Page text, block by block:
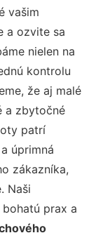
vašim
a ozvite sa
nielen na
kontrolu
že aj malé
a zbytočné
patrí
úprimná
zákazníka,
Naši
prax a